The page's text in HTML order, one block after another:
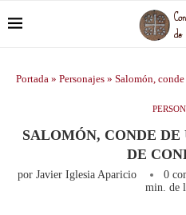
Portada » Personajes » Salomón,
SALOMÓN, CONDE
DE
por Javier Iglesia Aparicio 0
min. de